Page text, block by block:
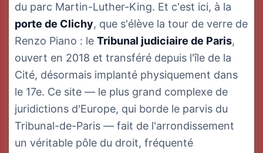
du parc Martin-Luther-King. Et c'est ici, à la
porte de Clichy, que s'élève la tour de verre de
Renzo Piano : le Tribunal judiciaire de Paris,
ouvert en 2018 et transféré depuis l'île de la
Cité, désormais implanté physiquement dans
le 17e. Ce site — le plus grand complexe de
juridictions d'Europe, qui borde le parvis du
Tribunal-de-Paris — fait de l'arrondissement
un véritable pôle du droit, fréquenté